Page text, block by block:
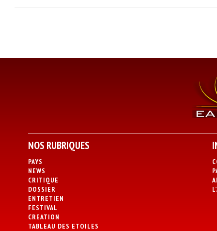
NOS RUBRIQUES
PAYS
NEWS
CRITIQUE
DOSSIER
ENTRETIEN
FESTIVAL
CREATION
TABLEAU DES ETOILES